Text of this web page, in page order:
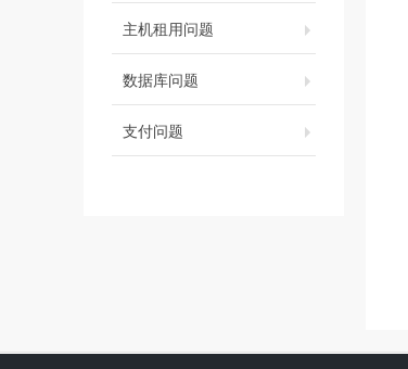
主机租用问题
数据库问题
支付问题